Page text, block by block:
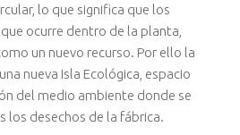
lo que significa que los
ocurre dentro de la planta,
un nuevo recurso. Por ello la
nueva Isla Ecológica, espacio
del medio ambiente donde se
los desechos de la fábrica.